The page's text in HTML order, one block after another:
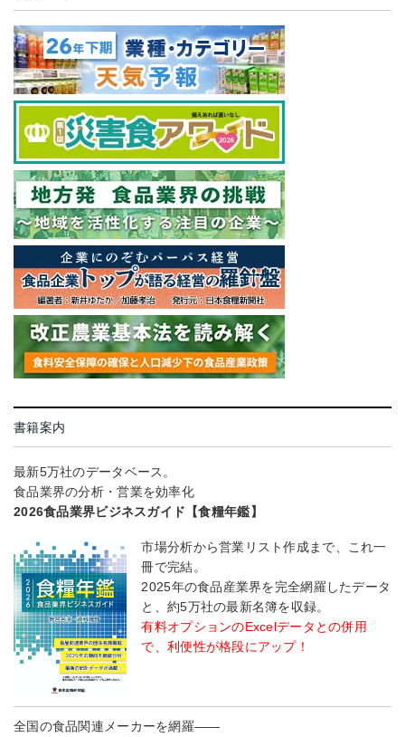
書籍案内
最新5万社のデータベース。
食品業界の分析・営業を効率化
2026食品業界ビジネスガイド【食糧年鑑】
市場分析から営業リスト作成まで、これ一
冊で完結。
2025年の食品産業界を完全網羅したデータ
と、約5万社の最新名簿を収録。
有料オプションのExcelデータとの併用
で、利便性が格段にアップ！
全国の食品関連メーカーを網羅――